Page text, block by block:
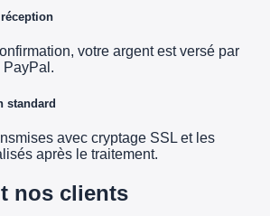
votre argent est versé par
PayPal.
standard
avec cryptage SSL et les
après le traitement.
nos clients